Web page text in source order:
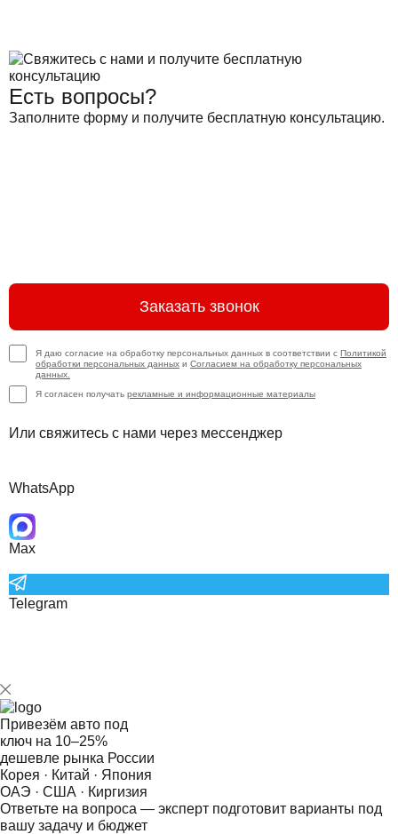
Есть вопросы?
Заполните форму и получите бесплатную консультацию.
Заказать звонок
Я даю согласие на обработку персональных данных в соответствии с Политикой
обработки персональных данных и Согласием на обработку персональных
данных.
Я согласен получать рекламные и информационные материалы
Или свяжитесь с нами через мессенджер
WhatsApp
Max
Telegram
Привезём авто под
ключ на 10–25%
дешевле рынка России
Корея · Китай · Япония
ОАЭ · США · Киргизия
Ответьте на вопроса — эксперт подготовит варианты под
вашу задачу и бюджет